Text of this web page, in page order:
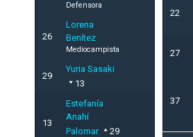
Defensora
26
Lorena
Benítez
Mediocampista
29
Yuria Sasaki
13
13
Estefanía
Anahí
Palomar
29
22
27
37